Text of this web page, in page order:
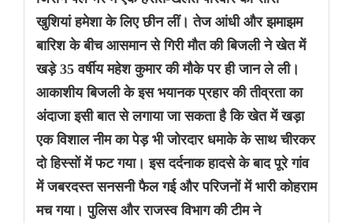
खुशियां हमेशा के लिए छीन लीं। तेज आंधी और झमाझम
बारिश के बीच आसमान से गिरी मौत की बिजली ने खेत में
खड़े 35 वर्षीयमहेश कुमारकी मौके पर ही जान ले ली।
आकाशीय बिजली के इस भयानक प्रहार की तीव्रता का
अंदाजा इसी बात से लगाया जा सकता है कि खेत में खड़ा
एक विशाल नीम का पेड़ भी जोरदार धमाके के साथ चीरकर
दो हिस्सों में फट गया। इस दर्दनाक हादसे के बाद पूरे गांव
में जबरदस्त सनसनी फैल गई और परिजनों में भारी कोहराम
मच गया। पुलिस और राजस्व विभाग की टीम ने